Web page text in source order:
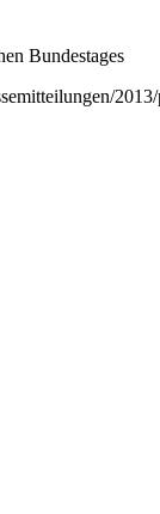
Bundestages